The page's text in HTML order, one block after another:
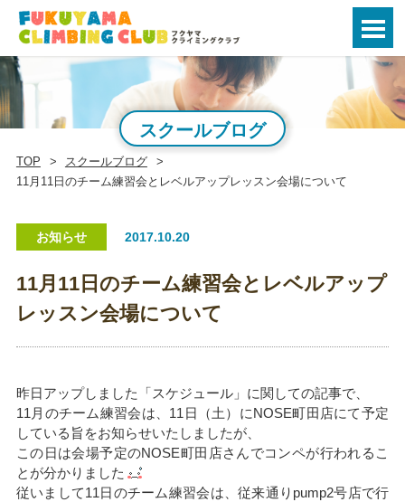
スクールブログ
TOP
スクールブログ
11月11日のチーム練習会とレベルアップレッスン会場について
お知らせ 2017.10.20
11月11日のチーム練習会とレベルアップ
レッスン会場について
昨日アップしました「スケジュール」に関しての記事で、
11月のチーム練習会は、11日（土）にNOSE町田店にて予定
している旨をお知らせいたしましたが、
この日は会場予定のNOSE町田店さんでコンペが行われるこ
とが分かりました
従いまして11日のチーム練習会は、従来通りpump2号店で行